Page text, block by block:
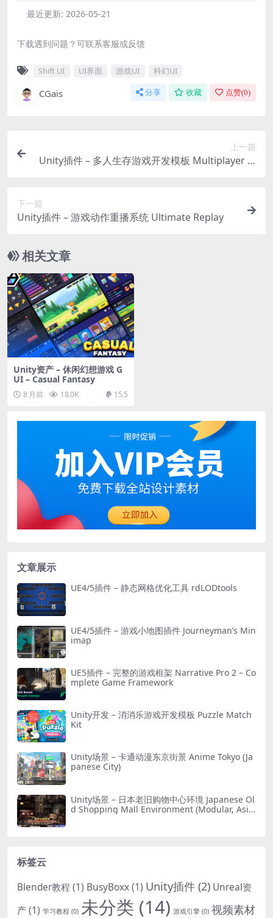
最近更新: 2026-05-21
下载遇到问题？可联系客服或反馈
Shift UI UI界面 游戏UI 科幻UI
CGais 分享 收藏 点赞(0)
上一篇
Unity插件 – 多人生存游戏开发模板 Multiplayer (S
下一篇
Unity插件 – 游戏动作重播系统 Ultimate Replay
相关文章
Unity资产 – 休闲幻想游戏 G
UI – Casual Fantasy
8 月前 18.0K 15.5
文章展示
UE4/5插件 – 静态网格优化工具 rdLODtools
UE4/5插件 – 游戏小地图插件 Journeyman’s Min
imap
UE5插件 – 完整的游戏框架 Narrative Pro 2 – Co
mplete Game Framework
Unity开发 – 消消乐游戏开发模板 Puzzle Match
Kit
Unity场景 – 卡通动漫东京街景 Anime Tokyo (Ja
panese City)
Unity场景 – 日本老旧购物中心环境 Japanese Ol
d Shopping Mall Environment (Modular, Asia
标签云
Blender教程 (1) BusyBoxx(1) Unity插件 (2) Unreal资
产(1) 学习教程 (0) 未分类 (14) 游戏引擎 (0) 视频素材